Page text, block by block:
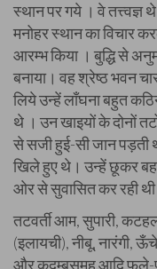
स्थान पर गये । वे
मनोहर स्थान का विचार
आरम्भ किया । बुद्धि से
बनाया। वह श्रेष्ठ भवन
लिये उन्हें लाँघना बहुत
थे । उन खाइयों के दोनों
से सजी हुई-सी जान पड़ती
खिले हुए थे। उन्हें छूकर
ओर से सुवासित कर रही थी
तटवर्ती आम, सुपारी,
(इलायची), नीबू,
और कदम्बसमूह आदि फूले-